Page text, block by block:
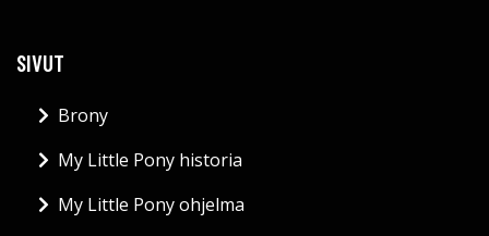
SIVUT
Brony
My Little Pony historia
My Little Pony ohjelma